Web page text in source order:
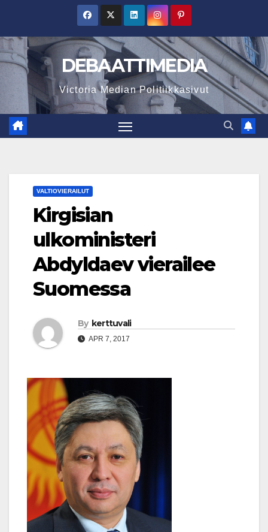
content
DEBAATTIMEDIA
Victoria Median Politiikkasivut
VALTIOVIERAILUT
Kirgisian
ulkoministeri
Abdyldaev vierailee
Suomessa
By kerttuvali
APR 7, 2017